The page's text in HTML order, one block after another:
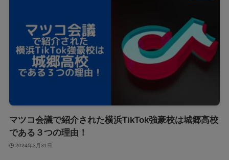
マツコ会議で紹介された横浜TikTok強豪校は城郷高校
である３つの理由！
2024年3月31日